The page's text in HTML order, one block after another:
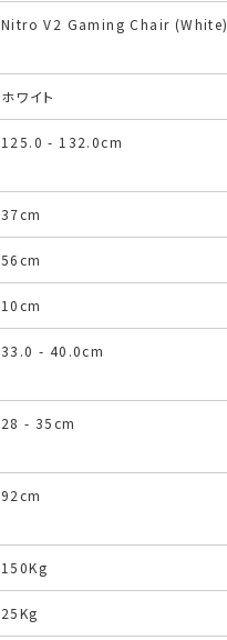
Nitro V2 Gaming Chair (White)
ホワイト
125.0 - 132.0cm
37cm
56cm
10cm
33.0 - 40.0cm
28 - 35cm
92cm
150Kg
25Kg